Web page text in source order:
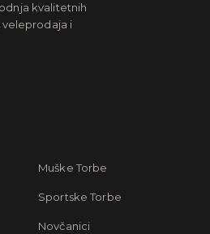
kvalitetnih
i
Muške Torbe
Sportske Torbe
Novčanici